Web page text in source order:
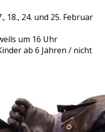
18., 24. und 25. Februar
um 16 Uhr
ab 6 Jahren / nicht